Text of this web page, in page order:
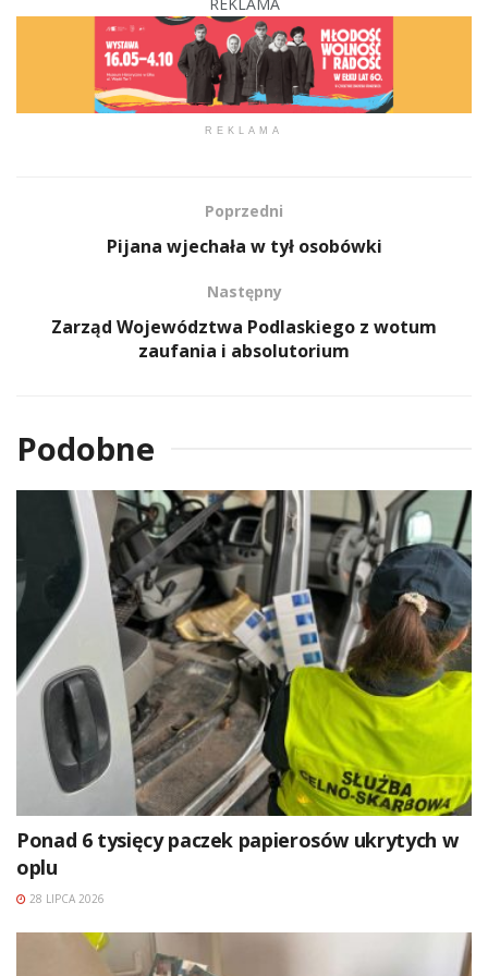
REKLAMA
Poprzedni
Pijana wjechała w tył osobówki
Następny
Zarząd Województwa Podlaskiego z wotum
zaufania i absolutorium
Podobne
Ponad 6 tysięcy paczek papierosów ukrytych w
oplu
28 LIPCA 2026